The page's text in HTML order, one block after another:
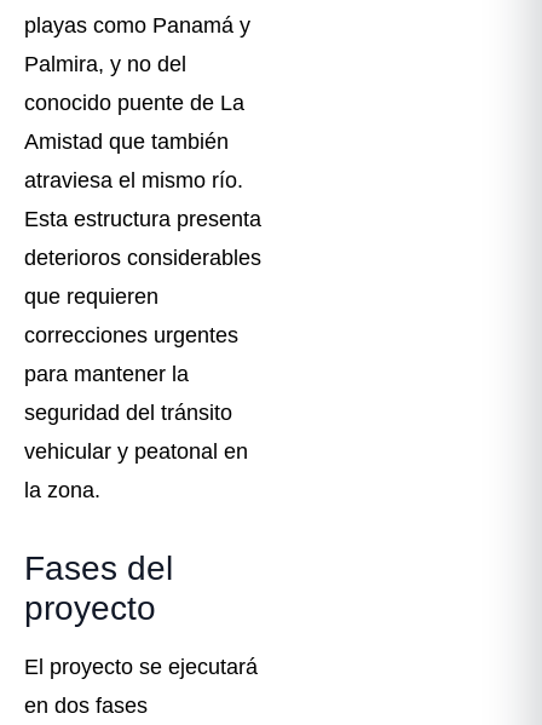
playas como Panamá y
Palmira, y no del
conocido puente de La
Amistad que también
atraviesa el mismo río.
Esta estructura presenta
deterioros considerables
que requieren
correcciones urgentes
para mantener la
seguridad del tránsito
vehicular y peatonal en
la zona.
Fases del
proyecto
El proyecto se ejecutará
en dos fases